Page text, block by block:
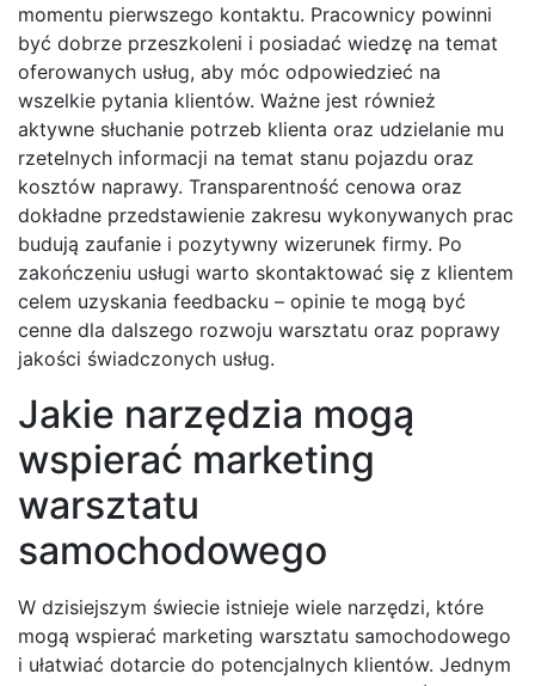
momentu pierwszego kontaktu. Pracownicy powinni
być dobrze przeszkoleni i posiadać wiedzę na temat
oferowanych usług, aby móc odpowiedzieć na
wszelkie pytania klientów. Ważne jest również
aktywne słuchanie potrzeb klienta oraz udzielanie mu
rzetelnych informacji na temat stanu pojazdu oraz
kosztów naprawy. Transparentność cenowa oraz
dokładne przedstawienie zakresu wykonywanych prac
budują zaufanie i pozytywny wizerunek firmy. Po
zakończeniu usługi warto skontaktować się z klientem
celem uzyskania feedbacku – opinie te mogą być
cenne dla dalszego rozwoju warsztatu oraz poprawy
jakości świadczonych usług.
Jakie narzędzia mogą
wspierać marketing
warsztatu
samochodowego
W dzisiejszym świecie istnieje wiele narzędzi, które
mogą wspierać marketing warsztatu samochodowego
i ułatwiać dotarcie do potencjalnych klientów. Jednym